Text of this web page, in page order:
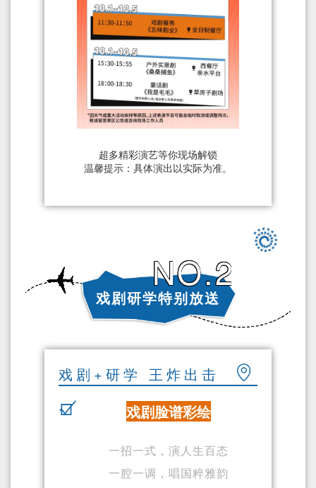
超多精彩演艺等你现场解锁
温馨提示：具体演出以实际为准。
NO.2
戏剧研学特别放送
戏剧+研学 王炸出击
戏剧脸谱彩绘
一招一式，演人生百态
一腔一调，唱国粹雅韵